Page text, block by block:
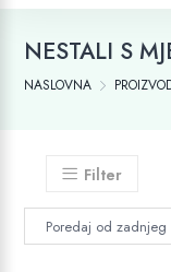
NESTALI S
NASLOVNA
Filter